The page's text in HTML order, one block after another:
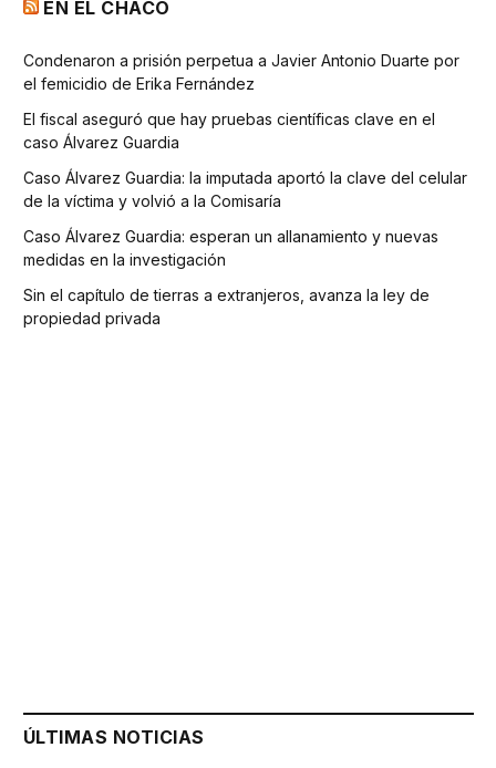
EN EL CHACO
Condenaron a prisión perpetua a Javier Antonio Duarte por
el femicidio de Erika Fernández
El fiscal aseguró que hay pruebas científicas clave en el
caso Álvarez Guardia
Caso Álvarez Guardia: la imputada aportó la clave del celular
de la víctima y volvió a la Comisaría
Caso Álvarez Guardia: esperan un allanamiento y nuevas
medidas en la investigación
Sin el capítulo de tierras a extranjeros, avanza la ley de
propiedad privada
ÚLTIMAS NOTICIAS